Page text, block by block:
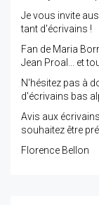
Je vous invite
tant d'écrivains !
Fan de Maria
Jean Proal... et
N'hésitez pas à
d'écrivains bas
Avis aux
souhaitez être
Florence Bellon